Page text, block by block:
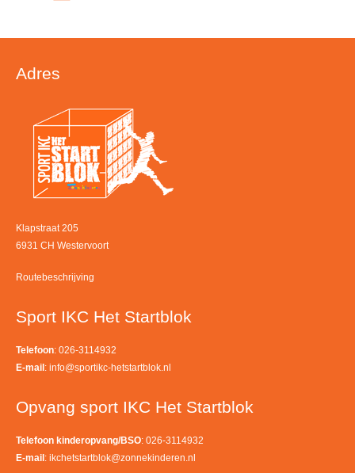
Adres
Klapstraat 205
6931 CH Westervoort
Routebeschrijving
Sport IKC Het Startblok
Telefoon: 026-3114932
E-mail : info@sportikc-hetstartblok.nl
Opvang sport IKC Het Startblok
Telefoon kinderopvang/BSO: 026-3114932
E-mail : ikchetstartblok@zonnekinderen.nl